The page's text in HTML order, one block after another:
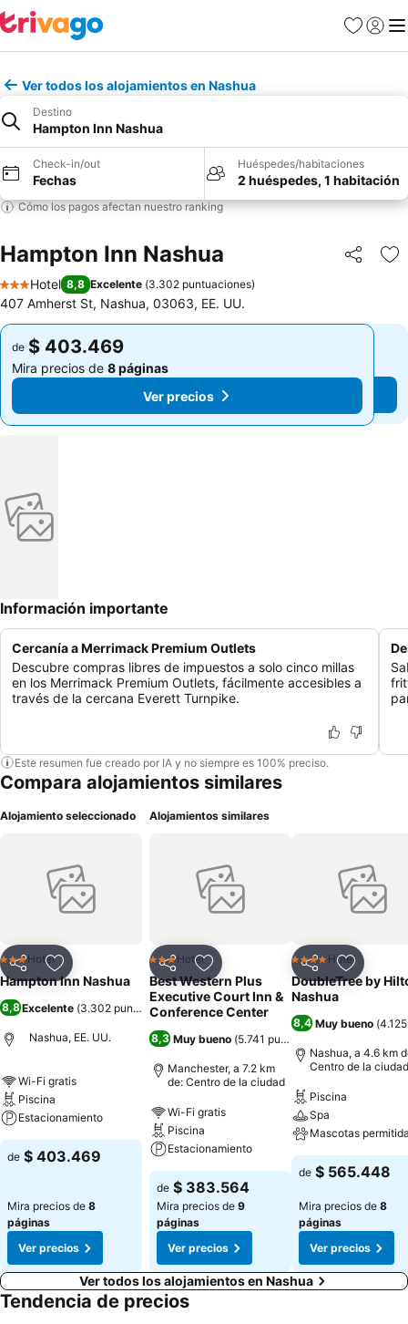
Favoritos
Iniciar
Ver todos los alojamientos en Nashua
Destino
Hampton Inn Nashua
Check-in/out
Fechas
Huéspedes/habitaciones
2 huéspedes, 1 habitación
Cómo los pagos afectan nuestro ranking
Hampton Inn Nashua Compartir
3 Estrellas
Hotel 8,8 Excelente (3.302 puntuaciones)
407 Amherst St, Nashua, 03063, EE. UU.
de $ 403.469
Mira precios de 8 páginas
Ver precios
de $ 403.469
Mira precios de 8 páginas
Ver precios
Información importante
Cercanía a Merrimack Premium Outlets
Descubre compras libres de impuestos a solo cinco millas
en los Merrimack Premium Outlets, fácilmente accesibles a
través de la cercana Everett Turnpike.
Este resumen fue creado por IA y no siempre es 100% preciso.
Compara alojamientos similares
Alojamiento seleccionado
CompartirAgregar a favoritos
3 Estrellas
Hotel
Hampton Inn Nashua
8,8Excelente (3.302 puntuaciones)
Nashua, EE. UU.
Wi-Fi gratis
Piscina
Estacionamiento
de $ 403.469
Mira precios de 8
páginas
Ver precios
Alojamientos similares
CompartirAgregar a favoritos
3 Estrellas
Hotel
Best Western Plus
Executive Court Inn &
Conference Center
8,3 Muy bueno (5.741 puntuaciones
Manchester, a 7.2 km
de: Centro de la ciudad
Wi-Fi gratis
Piscina
Estacionamiento
de $ 383.564
Mira precios de 9
páginas
Ver precios
CompartirAgregar
4 EstrellasHotel
DoubleTree by
Nashua
8,4 Muy bueno (
Nashua, a 4.6 km
Centro de la ciudad
Piscina
Spa
Mascotas
de $ 565.448
Mira precios de 8
páginas
Ver precios
Ver todos los alojamientos en Nashua
Tendencia de precios